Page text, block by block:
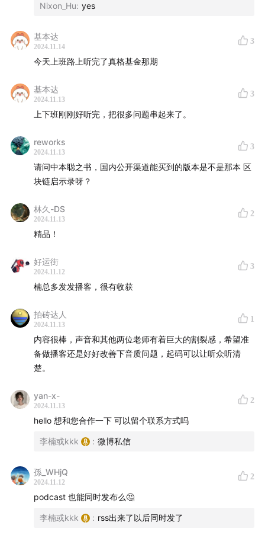
里面所有的思想，工具和技术了。
本期节目书单：
1955 爱欲与文明（书），个人和少数群体解放的思潮根
1964 单向度的人（书），多样性的思想根源。解构集体
定义的成功，建立个人/少数群体发展可能性
1999 大教堂与集市（书），开源圣经，组织小型化的开
始
2007 shaping things（书），快速原型圣经。快速，柔
2008 GitHub（工具），开源社区，获得大量免费方案，
提升小团队的产能
2009 bitcoin（工具），开源和小型化组织协作的更高效
的货币基础
2009 kickstarter（工具），0成本产品众筹工具
2011 crowdcube （工具），0成本企业众筹工具
2010 rework（书）2013 remote（书），更小，更敏捷
的组织的企业文化准备和行动指南
2013 「DAOs，DACs，DAs，and More：An
Incomplete Terminology Guide」（书）去中心化治理纲
Nixon_Hu: yes
基本达
2024.11.14
3
今天上班路上听完了真格基金那期
基本达
2024.11.13
3
上下班刚刚好听完，把很多问题串起来了。
reworks
2024.11.13
3
请问中本聪之书，国内公开渠道能买到的版本是不是那本 区
块链启示录呀？
林久-DS
2024.11.13
2
精品！
好运街
2024.11.12
3
楠总多发发播客，很有收获
拍砖达人
2024.11.13
1
内容很棒，声音和其他两位老师有着巨大的割裂感，希望准
备做播客还是好好改善下音质问题，起码可以让听众听清
楚。
yan-x-
2024.11.13
2
hello 想和您合作一下 可以留个联系方式吗
李楠或kkk : 微博私信
孫_WHjQ
2024.11.12
2
podcast 也能同时发布么🤔
李楠或kkk : rss出来了以后同时发了